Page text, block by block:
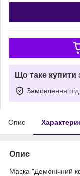
Що таке купити
Замовлення
Опис
Опис
Маска "Демонічний